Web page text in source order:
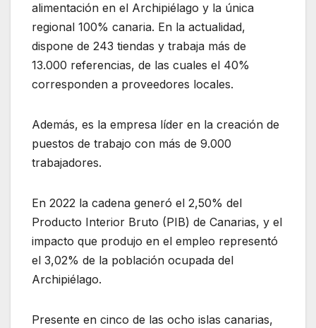
alimentación en el Archipiélago y la única
regional 100% canaria. En la actualidad,
dispone de 243 tiendas y trabaja más de
13.000 referencias, de las cuales el 40%
corresponden a proveedores locales.
Además, es la empresa líder en la creación de
puestos de trabajo con más de 9.000
trabajadores.
En 2022 la cadena generó el 2,50% del
Producto Interior Bruto (PIB) de Canarias, y el
impacto que produjo en el empleo representó
el 3,02% de la población ocupada del
Archipiélago.
Presente en cinco de las ocho islas canarias,